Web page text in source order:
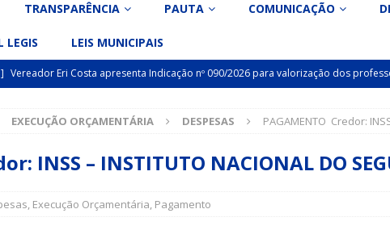
TRANSPARÊNCIA PAUTA COMUNICAÇÃO
LEGIS LEIS MUNICIPAIS
Vereador Eri Costa apresenta Indicação nº 090/2026 para valorização dos
Vereador Belo Gazineu apresenta Indicação nº 089/2026 para implantação de
EXECUÇÃO ORÇAMENTÁRIA DESPESAS PAGAMENTO Credor:
INSS – INSTITUTO NACIONAL DO
, Execução Orçamentária, Pagamento